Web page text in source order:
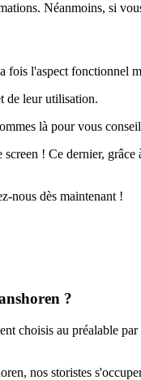
Néanmoins, si
l'aspect fonctionnel
de leur utilisation.
là pour vous
! Ce dernier,
nous dès maintenant !
?
choisis au préalable
nos storistes